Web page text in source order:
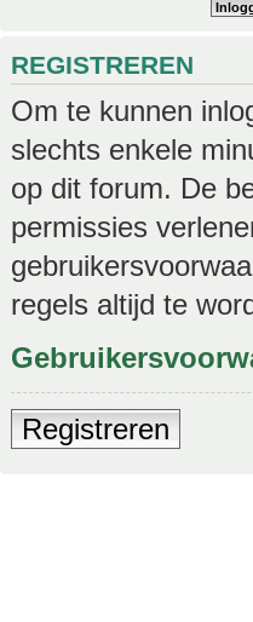
REGISTREREN
Om te kunnen
slechts enkele
op dit forum. De
permissies
regels altijd te
Registreren